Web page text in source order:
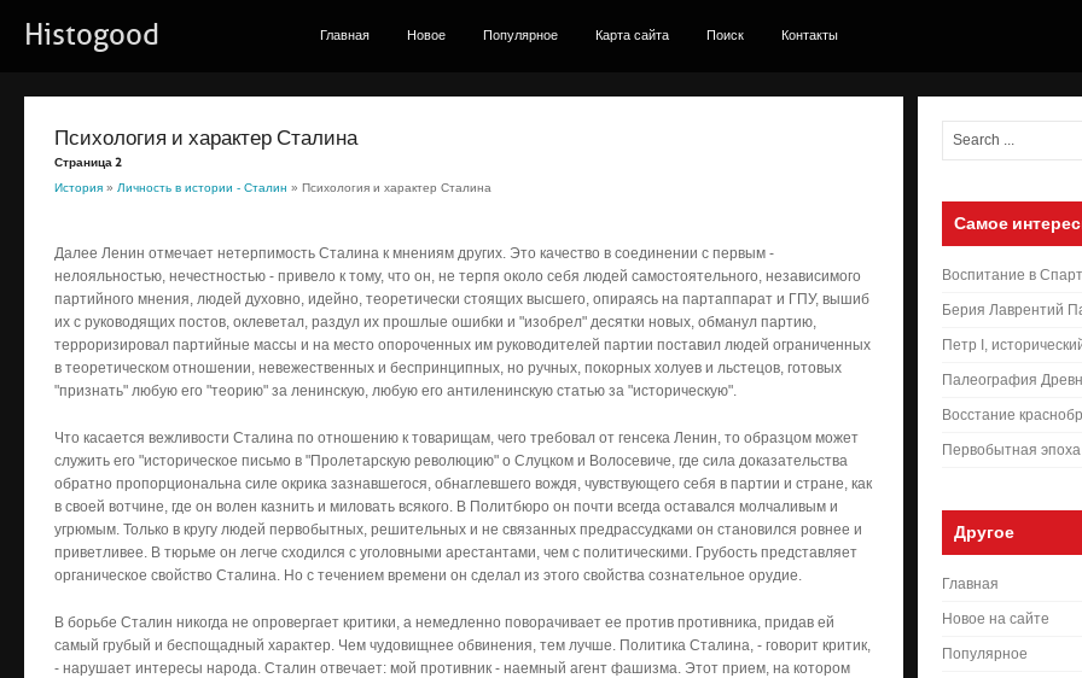
Histogood Главная Новое Популярное Карта сайта Поиск Контакты
Психология и характер Сталина
Страница 2
История » Личность в истории - Сталин » Психология и характер Сталина
Далее Ленин отмечает нетерпимость Сталина к мнениям других. Это качество в соединении с первым -
нелояльностью, нечестностью - привело к тому, что он, не терпя около себя людей самостоятельного, независимого
партийного мнения, людей духовно, идейно, теоретически стоящих высшего, опираясь на партаппарат и ГПУ, вышиб
их с руководящих постов, оклеветал, раздул их прошлые ошибки и "изобрел" десятки новых, обманул партию,
терроризировал партийные массы и на место опороченных им руководителей партии поставил людей ограниченных
в теоретическом отношении, невежественных и беспринципных, но ручных, покорных холуев и льстецов, готовых
"признать" любую его "теорию" за ленинскую, любую его антиленинскую статью за "историческую".
Что касается вежливости Сталина по отношению к товарищам, чего требовал от генсека Ленин, то образцом может
служить его "историческое письмо в "Пролетарскую революцию" о Слуцком и Волосевиче, где сила доказательства
обратно пропорциональна силе окрика зазнавшегося, обнаглевшего вождя, чувствующего себя в партии и стране, как
в своей вотчине, где он волен казнить и миловать всякого. В Политбюро он почти всегда оставался молчаливым и
угрюмым. Только в кругу людей первобытных, решительных и не связанных предрассудками он становился ровнее и
приветливее. В тюрьме он легче сходился с уголовными арестантами, чем с политическими. Грубость представляет
органическое свойство Сталина. Но с течением времени он сделал из этого свойства сознательное орудие.
В борьбе Сталин никогда не опровергает критики, а немедленно поворачивает ее против противника, придав ей
самый грубый и беспощадный характер. Чем чудовищнее обвинения, тем лучше. Политика Сталина, - говорит критик,
- нарушает интересы народа. Сталин отвечает: мой противник - наемный агент фашизма. Этот прием, на котором
Самое
Воспитание в
Берия Лаврентий
Петр I,
Палеография
Восстание
Первобытная
Другое
Главная
Новое на сайте
Популярное